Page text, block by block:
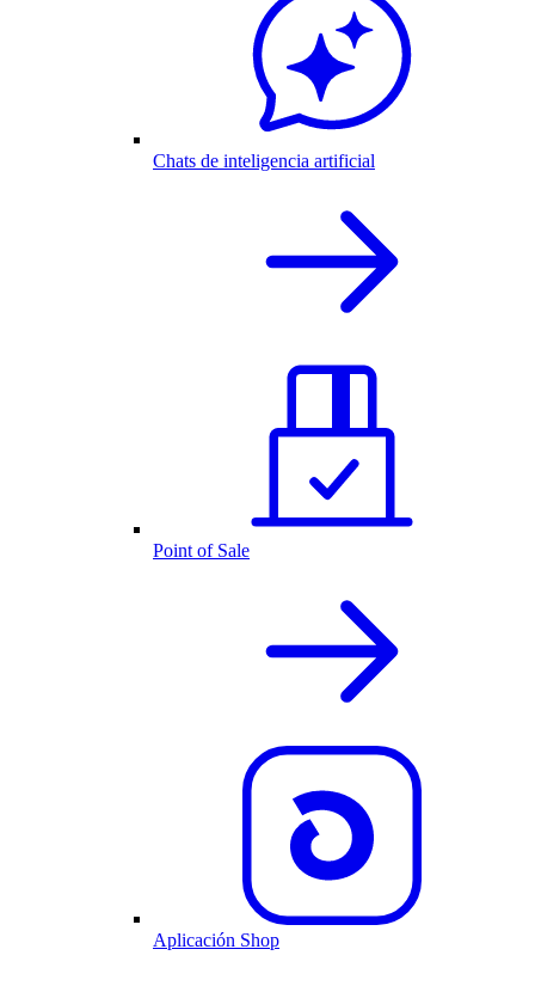
Chats de inteligencia artificial
Point of Sale
Aplicación Shop